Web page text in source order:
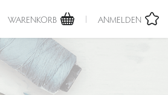
WARENKORB ANMELDEN